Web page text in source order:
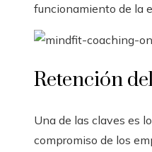
funcionamiento de la
Retención
Una de las claves es
compromiso de los